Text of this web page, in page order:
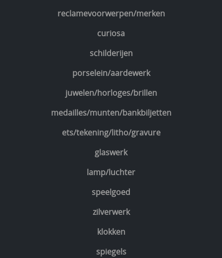
reclamevoorwerpen/merken
curiosa
schilderijen
porselein/aardewerk
juwelen/horloges/brillen
medailles/munten/bankbiljetten
ets/tekening/litho/gravure
glaswerk
lamp/luchter
speelgoed
zilverwerk
klokken
spiegels